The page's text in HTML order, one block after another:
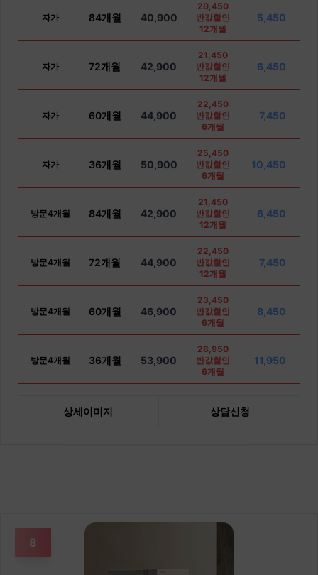
자가 84개월 40,900
20,450
반값할인
12개월
5,450
자가 72개월 42,900
21,450
반값할인
12개월
6,450
자가 60개월 44,900
22,450
반값할인
6개월
7,450
자가 36개월 50,900
25,450
반값할인
6개월
10,450
방문4개월 84개월 42,900
21,450
반값할인
12개월
6,450
방문4개월 72개월 44,900
22,450
반값할인
12개월
7,450
방문4개월 60개월 46,900
23,450
반값할인
6개월
8,450
방문4개월 36개월 53,900
26,950
반값할인
6개월
11,950
상세이미지 상담신청
8